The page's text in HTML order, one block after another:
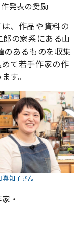
発表の奨励
、作品や資料の
の家系にある山
のあるものを収集
て若手作家の作
す。
真知子さん
・